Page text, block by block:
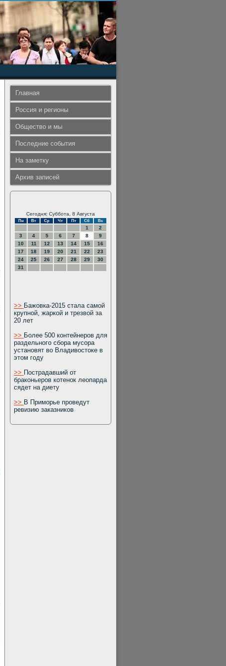
Главная
Россия и регионы
Общество и мы
Последние события
На заметку
Архив записей
Сегодня: Суббота, 8 Августа
Пн Вт Ср Чт Пт Сб Вс
1
2
3
4 5 6 7 8
9
10
11 12 13 14 15
16
17
18 19 20 21 22
23
24
25 26 27 28 29
30
31
>> Бажовка-2015 стала самой
крупной, жаркой и трезвой за
20 лет
>> Более 500 контейнеров для
раздельного сбора мусора
установят во Владивостоке в
этом году
>> Пострадавший от
браконьеров котенок леопарда
сядет на диету
>> В Приморье проведут
ревизию заказников